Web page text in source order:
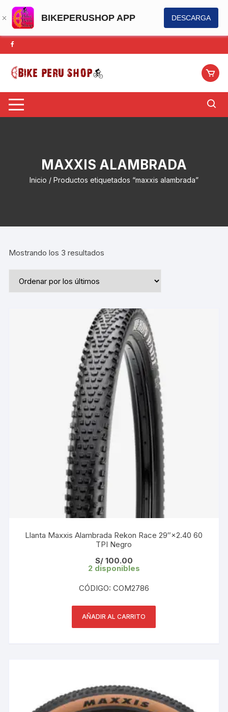
BIKEPERUSHOP APP DESCARGA
Saltar
al
contenido
MAXXIS ALAMBRADA
Inicio / Productos etiquetados “maxxis alambrada”
Mostrando los 3 resultados
Llanta Maxxis Alambrada Rekon Race 29″×2.40 60
TPI Negro
S/100.00
2 disponibles
CÓDIGO: COM2786
AÑADIR AL CARRITO